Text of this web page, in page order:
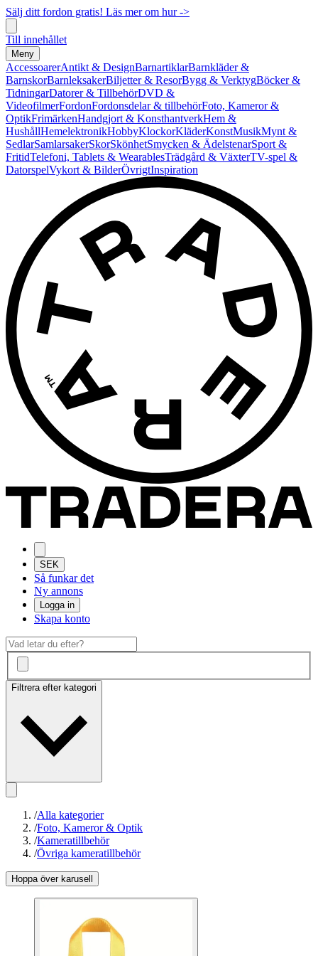
Sälj ditt fordon gratis! Läs mer om hur ->
Till innehållet
Meny
AccessoarerAntikt & DesignBarnartiklarBarnkläder &
BarnskorBarnleksakerBiljetter & ResorBygg & VerktygBöcker &
TidningarDatorer & TillbehörDVD &
VideofilmerFordonFordonsdelar & tillbehörFoto, Kameror &
OptikFrimärkenHandgjort & KonsthantverkHem &
HushållHemelektronikHobbyKlockorKläderKonstMusikMynt &
SedlarSamlarsakerSkorSkönhetSmycken & ÄdelstenarSport &
FritidTelefoni, Tablets & WearablesTrädgård & VäxterTV-spel &
DatorspelVykort & BilderÖvrigtInspiration
SEK
Så funkar det
Ny annons
Logga in
Skapa konto
Filtrera efter kategori
/Alla kategorier
/Foto, Kameror & Optik
/Kameratillbehör
/Övriga kameratillbehör
Hoppa över karusell